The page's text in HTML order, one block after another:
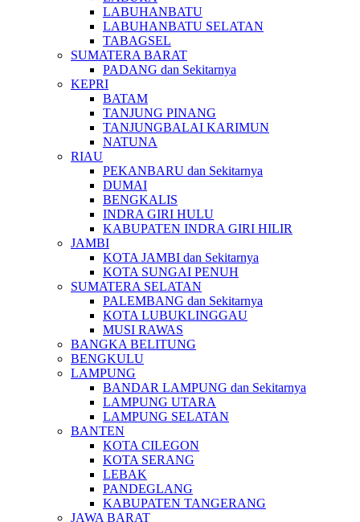
LABUHANBATU
LABUHANBATU SELATAN
TABAGSEL
SUMATERA BARAT
PADANG dan Sekitarnya
KEPRI
BATAM
TANJUNG PINANG
TANJUNGBALAI KARIMUN
NATUNA
RIAU
PEKANBARU dan Sekitarnya
DUMAI
BENGKALIS
INDRA GIRI HULU
KABUPATEN INDRA GIRI HILIR
JAMBI
KOTA JAMBI dan Sekitarnya
KOTA SUNGAI PENUH
SUMATERA SELATAN
PALEMBANG dan Sekitarnya
KOTA LUBUKLINGGAU
MUSI RAWAS
BANGKA BELITUNG
BENGKULU
LAMPUNG
BANDAR LAMPUNG dan Sekitarnya
LAMPUNG UTARA
LAMPUNG SELATAN
BANTEN
KOTA CILEGON
KOTA SERANG
LEBAK
PANDEGLANG
KABUPATEN TANGERANG
JAWA BARAT